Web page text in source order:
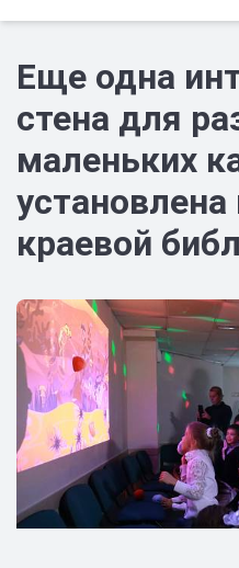
Еще одна
стена для
маленьких
установлена
краевой